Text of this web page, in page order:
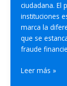
ciudadana. El
instituciones
marca la
que se
fraude
¿Cómo
Leer más »